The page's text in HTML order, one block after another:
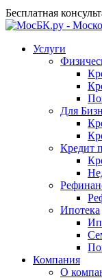
Бесплатная
Услуги
Для
Кредит
Ипотека
Компания
О